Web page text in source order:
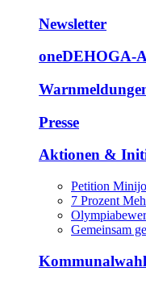
Newsletter
oneDEHOGA-
Presse
Aktionen &
Petition
7 Prozent
Gemeinsam